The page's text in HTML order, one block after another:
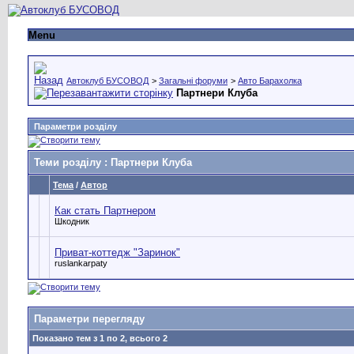
Menu
Автоклуб БУСОВОД > Загальні форуми > Авто Барахолка
Партнери Клуба
Параметри розділу
Теми розділу : Партнери Клуба
Тема / Автор
Как стать Партнером
Шкодник
Приват-коттедж "Заринок"
ruslankarpaty
Параметри перегляду
Показано тем з 1 по 2, всього 2